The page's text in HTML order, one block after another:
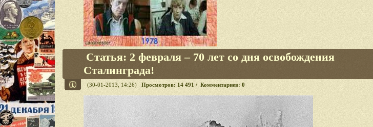
Статья: 2 февраля – 70 лет со дня освобождения
Сталинграда!
(30-01-2013, 14:26) Просмотров: 14 491 / Комментариев: 0